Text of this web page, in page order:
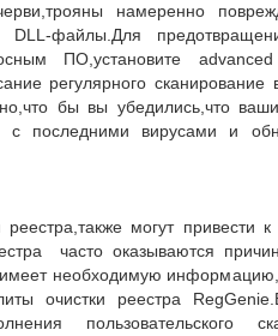
намеренно
файлы.Для
ПО,установите
регулярного сканирование
бы вы убедились,что
с последними вирусами и
могут привести
часто оказываются
необходимую
очистки реестра
пользовательского